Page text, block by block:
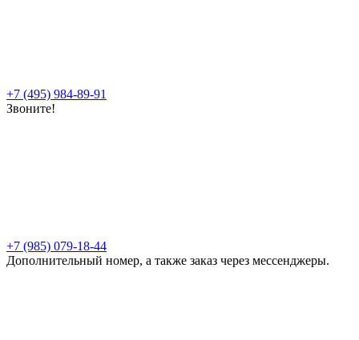
+7 (495) 984-89-91
Звоните!
+7 (985) 079-18-44
Дополнительный номер, а также заказ через мессенджеры.